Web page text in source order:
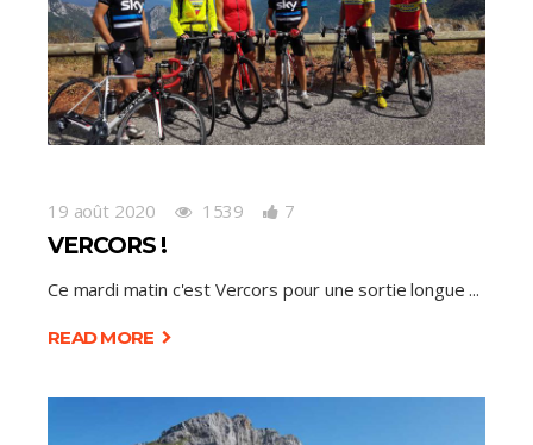
19 août 2020 1539 7
VERCORS !
Ce mardi matin c'est Vercors pour une sortie longue
READ MORE